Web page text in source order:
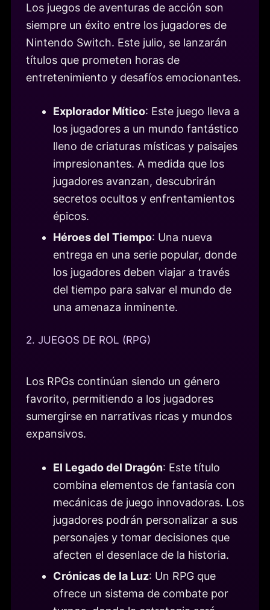
Los juegos de aventuras de acción son
siempre un éxito entre los jugadores de
Nintendo Switch. Este julio, se lanzarán
títulos que prometen horas de
entretenimiento y desafíos emocionantes.
Explorador Mítico: Este juego lleva a
los jugadores a un mundo fantástico
lleno de criaturas místicas y paisajes
impresionantes. A medida que los
jugadores avanzan, descubrirán
secretos ocultos y enfrentamientos
épicos.
Héroes del Tiempo: Una nueva
entrega en una serie popular, donde
los jugadores deben viajar a través
del tiempo para salvar el mundo de
una amenaza inminente.
2. JUEGOS DE ROL (RPG)
Los RPGs continúan siendo un género
favorito, permitiendo a los jugadores
sumergirse en narrativas ricas y mundos
expansivos.
El Legado del Dragón: Este título
combina elementos de fantasía con
mecánicas de juego innovadoras. Los
jugadores podrán personalizar a sus
personajes y tomar decisiones que
afecten el desenlace de la historia.
Crónicas de la Luz: Un RPG que
ofrece un sistema de combate por